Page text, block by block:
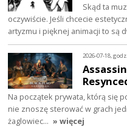
Skąd ta
oczywiście. Jeśli chcecie
artyzmu i pięknej animacji to są
2026-07-18,
Na początek prywata, którą się
nie znoszę sterować w grach
żaglowiec… » więcej